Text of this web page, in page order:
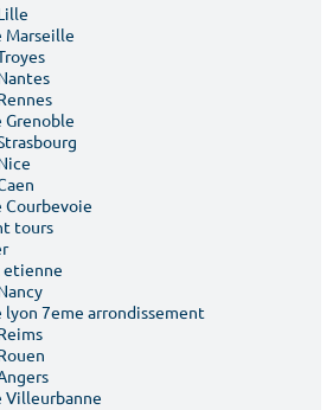
Marseille
tours
etienne
7eme arrondissement
Villeurbanne